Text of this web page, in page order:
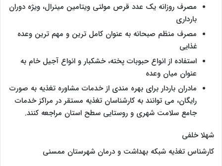
مصرف روزانه یک عدد قرص مولتی ویتامین مینرال، ویژه دوران
بارداری
مصرف منظم صبحانه به عنوان کامل ترین و مهم ترین وعده
غذایی
استفاده از انواع حبوبات پخته، خشکبار و انواع آجیل خام به
عنوان میان وعده
مادران باردار برای بهره مندی از خدمات مشاوره تغذیه به صورت
رایگان، می توانند به کارشناسان تغذیه مستقر در مراکز خدمات
جامع سلامت شهری و روستایی سطح استان مراجعه کنند.
شهلا خلفی
کارشناس تغذیه شبکه بهداشت و درمان شهرستان ممسنی